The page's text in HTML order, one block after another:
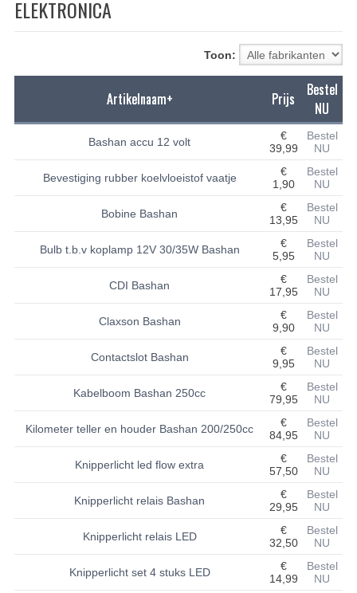
PAKKINGEN
PLASTIC PARTS
BRANDSTOF SYSTEEM
ELEKTRONICA
KABELS
KAPPEN EN FRAME
KETTING EN TANDWIELEN
KOEL SYSTEEM
ELEKTRONICA
Toon:
Artikelnaam+ Prijs
Bestel
NU
Bashan accu 12 volt
€
39,99
Bestel
NU
Bevestiging rubber koelvloeistof vaatje
€
1,90
Bestel
NU
Bobine Bashan
€
13,95
Bestel
NU
Bulb t.b.v koplamp 12V 30/35W Bashan
€
5,95
Bestel
NU
CDI Bashan
€
17,95
Bestel
NU
Claxson Bashan
€
9,90
Bestel
NU
Contactslot Bashan
€
9,95
Bestel
NU
Kabelboom Bashan 250cc
€
79,95
Bestel
NU
Kilometer teller en houder Bashan 200/250cc
€
84,95
Bestel
NU
Knipperlicht led flow extra
€
57,50
Bestel
NU
Knipperlicht relais Bashan
€
29,95
Bestel
NU
Knipperlicht relais LED
€
32,50
Bestel
NU
Knipperlicht set 4 stuks LED
€
14,99
Bestel
NU